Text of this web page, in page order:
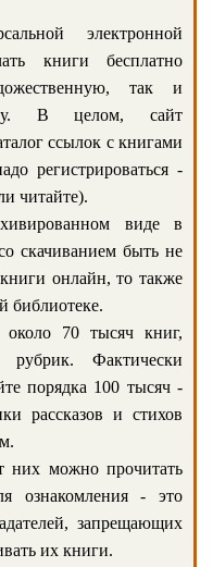
электронной
книги бесплатно
так и
В целом, сайт
ссылок с книгами
регистрироваться -
читайте).
виде в
скачиванием быть не
онлайн, то также
библиотеке.
70 тысяч книг,
Фактически
порядка 100 тысяч -
рассказов и стихов
них можно прочитать
ознакомления - это
запрещающих
их книги.